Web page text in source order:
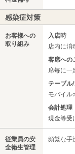
感染症対策
お客様への
取り組み
入店時
店内に消
客席への
席毎に一
テーブル
モバイル
会計処理
現金等受
従業員の安
全衛生管理
頻繁な手